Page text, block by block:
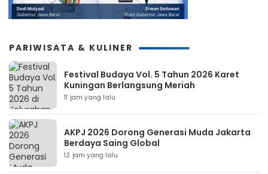
PARIWISATA & KULINER
Festival Budaya Vol. 5 Tahun 2026 Karet
Kuningan Berlangsung Meriah
11 jam yang lalu
AKPJ 2026 Dorong Generasi Muda Jakarta
Berdaya Saing Global
12 jam yang lalu